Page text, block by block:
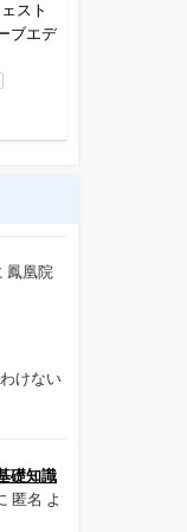
スト
ブエデ
鳳凰院
けない
礎知識
匿名 よ